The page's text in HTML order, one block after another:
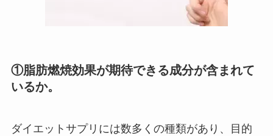
①脂肪燃焼効果が期待できる成分が含まれて
いるか。
ダイエットサプリには数多くの種類があり、目的